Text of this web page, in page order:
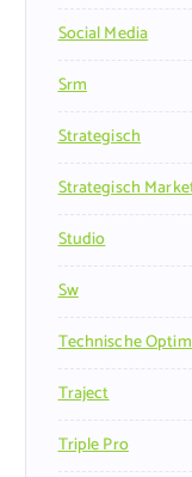
Social Media
Srm
Strategisch
Strategisch
Studio
Sw
Technische
Traject
Triple Pro